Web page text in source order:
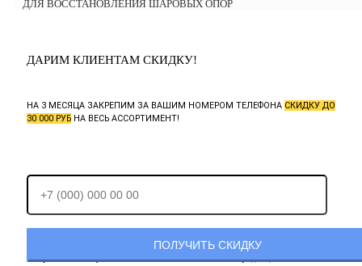
ДЛЯ ВОССТАНОВЛЕНИЯ ШАРОВЫХ ОПОР
ДАРИМ КЛИЕНТАМ СКИДКУ!
НА 3 МЕСЯЦА ЗАКРЕПИМ ЗА ВАШИМ НОМЕРОМ ТЕЛЕФОНА СКИДКУ ДО
30 000 РУБ НА ВЕСЬ АССОРТИМЕНТ!
Отправляя заявку, Вы соглашаетесь сполитикой конфиденциальности.